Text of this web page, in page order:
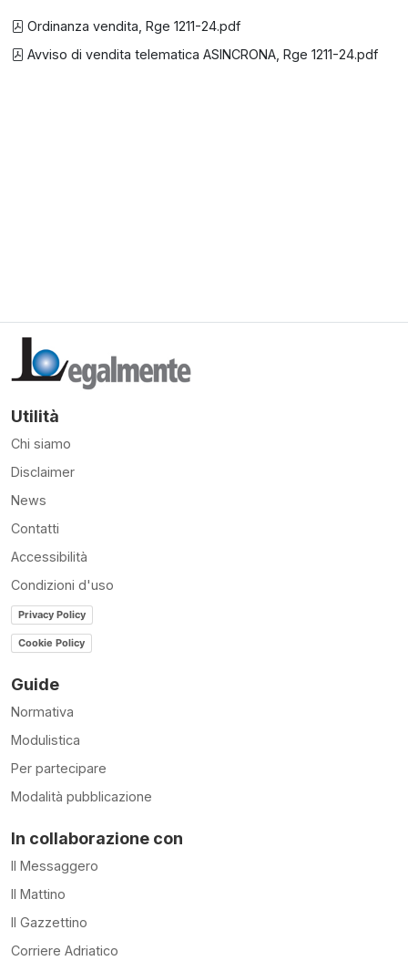
Ordinanza vendita, Rge 1211-24.pdf
Avviso di vendita telematica ASINCRONA, Rge 1211-24.pdf
Utilità
Chi siamo
Disclaimer
News
Contatti
Accessibilità
Condizioni d'uso
Privacy Policy
Cookie Policy
Guide
Normativa
Modulistica
Per partecipare
Modalità pubblicazione
In collaborazione con
Il Messaggero
Il Mattino
Il Gazzettino
Corriere Adriatico